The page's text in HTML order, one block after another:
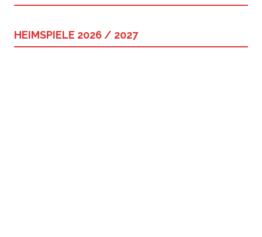
HEIMSPIELE 2026 / 2027